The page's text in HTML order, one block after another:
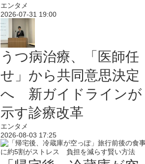
エンタメ
2026-07-31 19:00
うつ病治療、「医師任
せ」から共同意思決定
へ 新ガイドラインが
示す診療改革
エンタメ
2026-08-03 17:25